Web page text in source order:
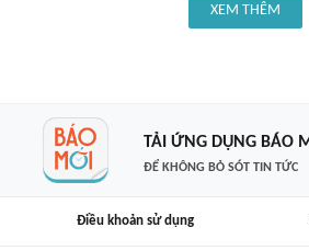
XEM THÊM
TẢI ỨNG DỤNG BÁO
ĐỂ KHÔNG BỎ SÓT TIN TỨC
Điều khoản sử dụng